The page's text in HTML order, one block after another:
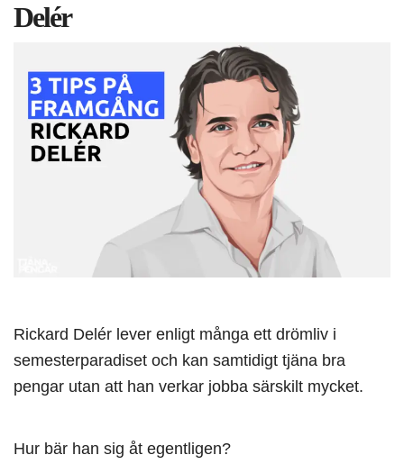
Delér
Rickard Delér lever enligt många ett drömliv i
semesterparadiset och kan samtidigt tjäna bra
pengar utan att han verkar jobba särskilt mycket.
Hur bär han sig åt egentligen?